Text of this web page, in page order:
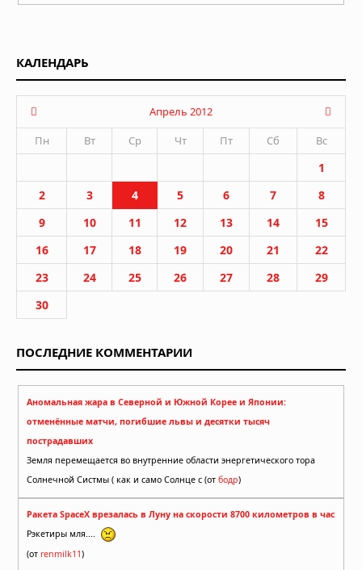
КАЛЕНДАРЬ
Апрель 2012
Пн
Вт Ср Чт Пт Сб Вс
1
2
3 4 5 6 7
8
9
10 11 12 13 14
15
16
17 18 19 20 21
22
23
24 25 26 27 28
29
30
ПОСЛЕДНИЕ КОММЕНТАРИИ
Аномальная жара в Северной и Южной Корее и Японии:
отменённые матчи, погибшие львы и десятки тысяч
пострадавших
Земля перемещается во внутренние области энергетического тора
Солнечной Систмы ( как и само Солнце с (от бодр)
Ракета SpaceX врезалась в Луну на скорости 8700 километров в час
Рэкетиры мля....
(от renmilk11)